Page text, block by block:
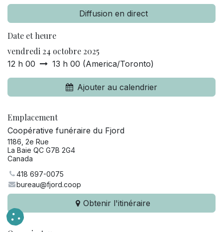
Diffusion en direct
Date et heure
vendredi 24 octobre 2025
12 h 00 13 h 00 (America/Toronto)
Ajouter au calendrier
Emplacement
Coopérative funéraire du Fjord
1186, 2e Rue
La Baie QC G7B 2G4
Canada
418 697-0075
bureau@fjord.coop
Obtenir l'itinéraire